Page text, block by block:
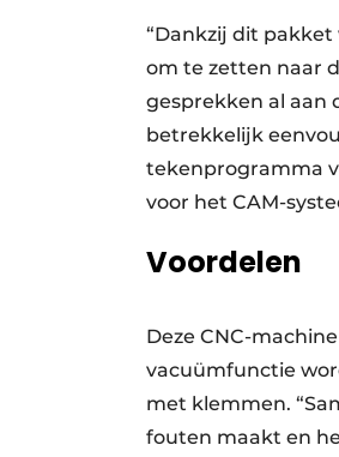
“Dankzij dit
om te zetten naar
gesprekken al aan
betrekkelijk
tekenprogramma
voor het CAM-
Voordelen
Deze CNC-
vacuümfunctie
met klemmen.
fouten maakt en